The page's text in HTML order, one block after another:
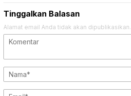
Tinggalkan Balasan
Alamat email Anda tidak akan dipublikasikan.